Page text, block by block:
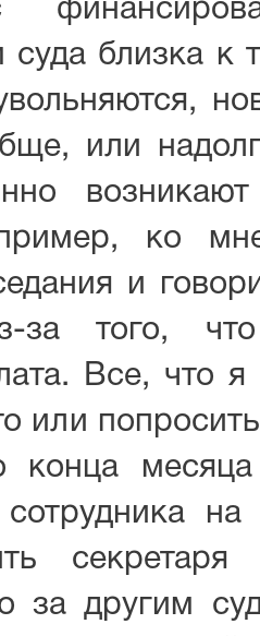
суда близка к
или
ко
и
за того,
Все, что
или
конца
на
секретаря
за другим